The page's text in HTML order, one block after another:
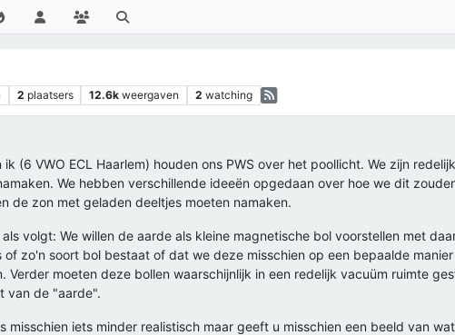
2 plaatsers 12.6k weergaven 2 watching
ik (6 VWO ECL Haarlem) houden ons PWS over het poollicht. We zijn
We hebben verschillende ideeën opgedaan over hoe we dit
de zon met geladen deeltjes moeten namaken.
volgt: We willen de aarde als kleine magnetische bol voorstellen met
zo'n soort bol bestaat of dat we deze misschien op een bepaalde
Verder moeten deze bollen waarschijnlijk in een redelijk vacuüm ruimte
van de "aarde".
misschien iets minder realistisch maar geeft u misschien een beeld van